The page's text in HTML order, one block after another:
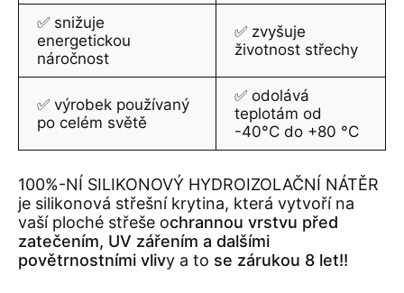
✅ snižuje
energetickou
náročnost
✅ zvyšuje
životnost střechy
✅ výrobek používaný
po celém světě
✅ odolává
teplotám od
-40°C do +80 °C
100%-NÍ SILIKONOVÝ HYDROIZOLAČNÍ NÁTĚR
je silikonová střešní krytina, která vytvoří na
vaší ploché střeše ochrannou vrstvu před
zatečením, UV zářením a dalšími
povětrnostními vlivy a to se zárukou 8 let!!